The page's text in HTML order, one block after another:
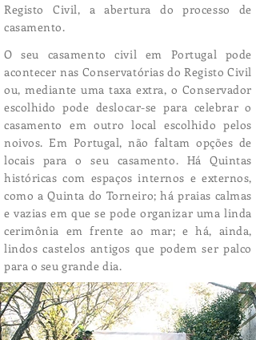
Registo Civil, a abertura do processo de
casamento.
O seu casamento civil em Portugal pode
acontecer nas Conservatórias do Registo Civil
ou, mediante uma taxa extra, o Conservador
escolhido pode deslocar-se para celebrar o
casamento em outro local escolhido pelos
noivos. Em Portugal, não faltam opções de
locais para o seu casamento. Há Quintas
históricas com espaços internos e externos,
como a Quinta do Torneiro; há praias calmas
e vazias em que se pode organizar uma linda
cerimônia em frente ao mar; e há, ainda,
lindos castelos antigos que podem ser palco
para o seu grande dia.